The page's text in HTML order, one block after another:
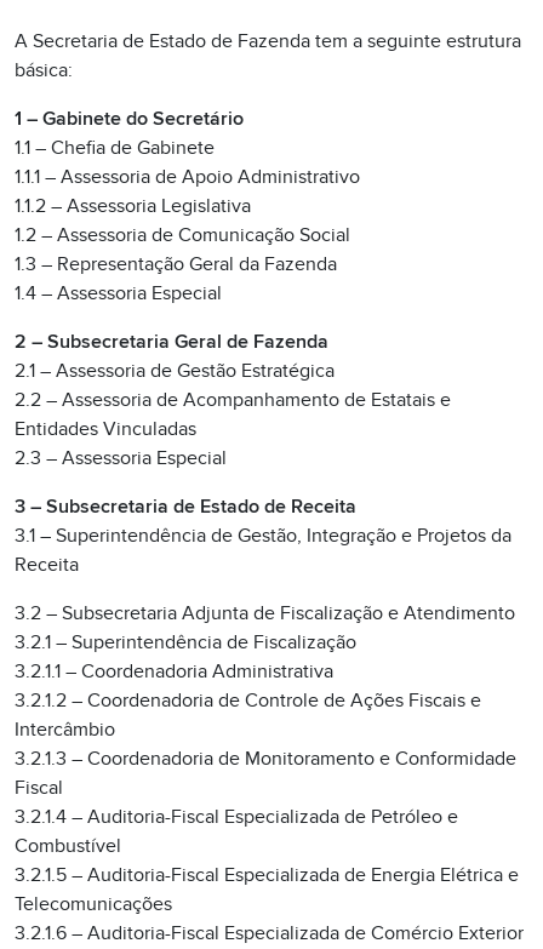
A Secretaria de Estado de Fazenda tem a seguinte estrutura
básica:
1 – Gabinete do Secretário
1.1 – Chefia de Gabinete
1.1.1 – Assessoria de Apoio Administrativo
1.1.2 – Assessoria Legislativa
1.2 – Assessoria de Comunicação Social
1.3 – Representação Geral da Fazenda
1.4 – Assessoria Especial
2 – Subsecretaria Geral de Fazenda
2.1 – Assessoria de Gestão Estratégica
2.2 – Assessoria de Acompanhamento de Estatais e
Entidades Vinculadas
2.3 – Assessoria Especial
3 – Subsecretaria de Estado de Receita
3.1 – Superintendência de Gestão, Integração e Projetos da
Receita
3.2 – Subsecretaria Adjunta de Fiscalização e Atendimento
3.2.1 – Superintendência de Fiscalização
3.2.1.1 – Coordenadoria Administrativa
3.2.1.2 – Coordenadoria de Controle de Ações Fiscais e
Intercâmbio
3.2.1.3 – Coordenadoria de Monitoramento e Conformidade
Fiscal
3.2.1.4 – Auditoria-Fiscal Especializada de Petróleo e
Combustível
3.2.1.5 – Auditoria-Fiscal Especializada de Energia Elétrica e
Telecomunicações
3.2.1.6 – Auditoria-Fiscal Especializada de Comércio Exterior